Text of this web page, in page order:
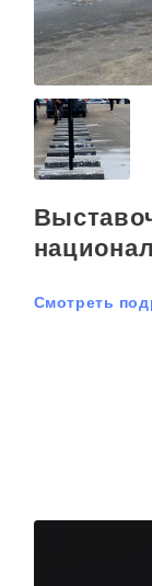
Смотреть